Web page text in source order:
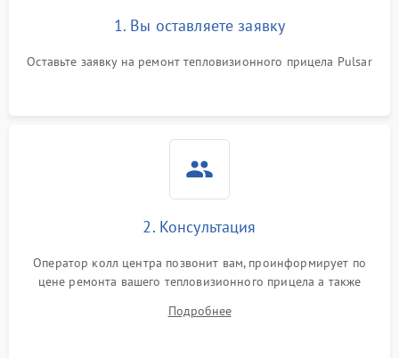
Неисправность системы
1500 ₽
1500 ₽
Неисправность системы
1. Вы оставляете заявку
Оставьте заявку на ремонт тепловизионного прицела Pulsar
2. Консультация
Оператор колл центра позвонит вам, проинформирует по
цене ремонта вашего тепловизионного прицела а также
Подробнее